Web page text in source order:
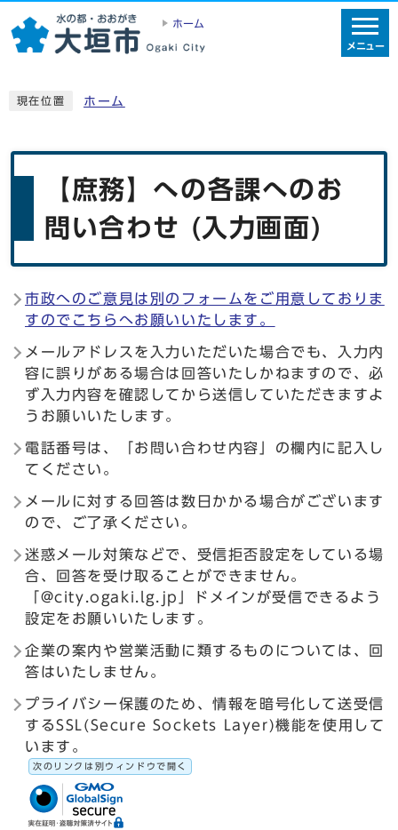
ホーム
メニュー
現在位置 ホーム
【庶務】への各課へのお
問い合わせ (入力画面)
市政へのご意見は別のフォームをご用意しておりま
すのでこちらへお願いいたします。
メールアドレスを入力いただいた場合でも、入力内
容に誤りがある場合は回答いたしかねますので、必
ず入力内容を確認してから送信していただきますよ
うお願いいたします。
電話番号は、「お問い合わせ内容」の欄内に記入し
てください。
メールに対する回答は数日かかる場合がございます
ので、ご了承ください。
迷惑メール対策などで、受信拒否設定をしている場
合、回答を受け取ることができません。
「@city.ogaki.lg.jp」ドメインが受信できるよう
設定をお願いいたします。
企業の案内や営業活動に類するものについては、回
答はいたしません。
プライバシー保護のため、情報を暗号化して送受信
するSSL(Secure Sockets Layer)機能を使用して
います。
次のリンクは別ウィンドウで開く